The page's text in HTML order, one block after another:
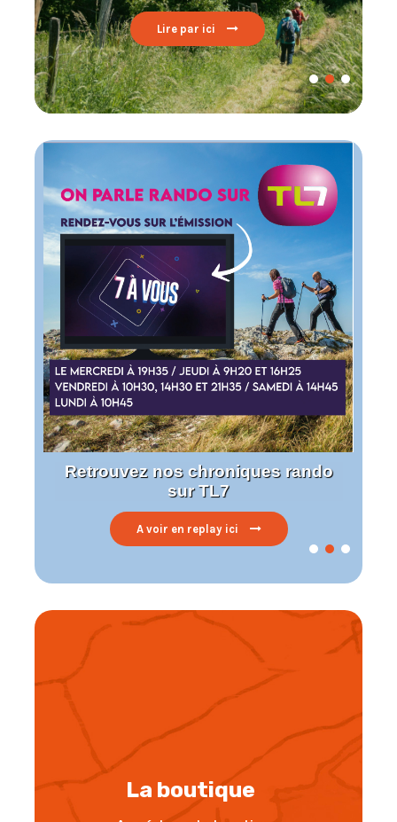
Lire par ici
A voir en replay ici
Retrouvez nos chroniques rando
sur TL7
La boutique